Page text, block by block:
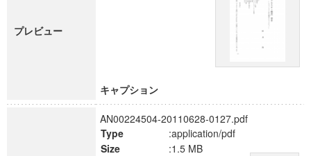
プレビュー
キャプション
AN00224504-20110628-0127.pdf
Type
:application/pdf
Size
:1.5 MB